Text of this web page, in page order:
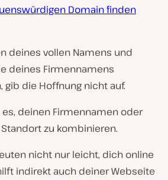
Domain finden
deines vollen Namens und
deines Firmennamens
die Hoffnung nicht auf.
deinen Firmennamen oder
zu kombinieren.
nicht nur leicht, dich online
indirekt auch deiner Webseite